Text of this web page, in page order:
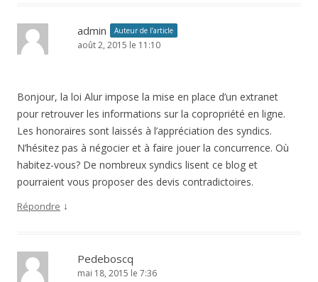
admin Auteur de l’article
août 2, 2015 le 11:10
Bonjour, la loi Alur impose la mise en place d’un extranet
pour retrouver les informations sur la copropriété en ligne.
Les honoraires sont laissés à l’appréciation des syndics.
N’hésitez pas à négocier et à faire jouer la concurrence. Où
habitez-vous? De nombreux syndics lisent ce blog et
pourraient vous proposer des devis contradictoires.
Répondre ↓
Pedeboscq
mai 18, 2015 le 7:36